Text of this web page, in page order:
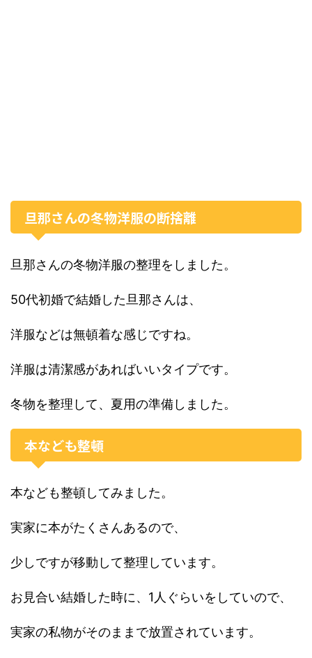
旦那さんの冬物洋服の断捨離
旦那さんの冬物洋服の整理をしました。
50代初婚で結婚した旦那さんは、
洋服などは無頓着な感じですね。
洋服は清潔感があればいいタイプです。
冬物を整理して、夏用の準備しました。
本なども整頓
本なども整頓してみました。
実家に本がたくさんあるので、
少しですが移動して整理しています。
お見合い結婚した時に、1人ぐらいをしていので、
実家の私物がそのままで放置されています。